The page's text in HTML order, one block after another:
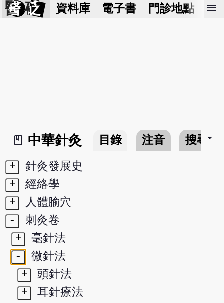
醫 砭 資料庫 電子書 門診地點 預
menu
book_2
中華針灸 目錄 注音 搜尋arrow_drop_down
+
針灸發展史
+
經絡學
+
人體腧穴
-
刺灸卷
+
毫針法
-
微針法
+
頭針法
+
耳針療法